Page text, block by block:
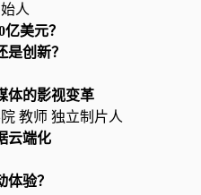
人
美元？
创新？
体的影视变革
教师 独立制片人
云端化
验？